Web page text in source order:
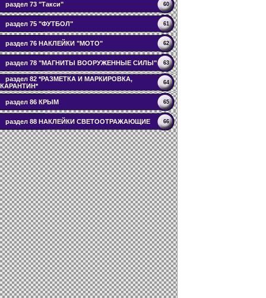
раздел 73 "Такси" 60
раздел 75 "ФУТБОЛ" 61
раздел 76 НАКЛЕЙКИ "МОТО" 62
раздел 78 "МАГНИТЫ ВООРУЖЕННЫЕ СИЛЫ" 63
раздел 82 *РАЗМЕТКА И МАРКИРОВКА,
КАРАНТИН*
64
раздел 86 КРЫМ 65
раздел 88 НАКЛЕЙКИ СВЕТООТРАЖАЮЩИЕ 66